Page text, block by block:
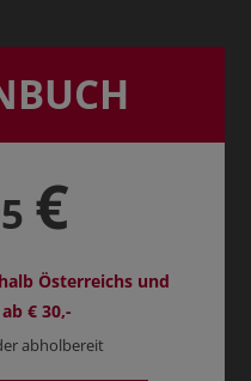
€
Österreichs und
€ 30,-
abholbereit